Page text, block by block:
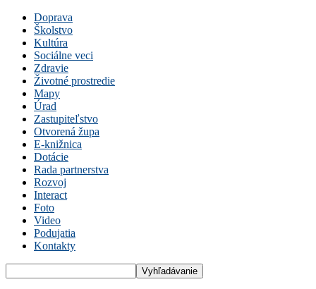
Doprava
Školstvo
Kultúra
Sociálne veci
Zdravie
Životné prostredie
Mapy
Úrad
Zastupiteľstvo
Otvorená župa
E-knižnica
Dotácie
Rada partnerstva
Rozvoj
Interact
Foto
Video
Podujatia
Kontakty